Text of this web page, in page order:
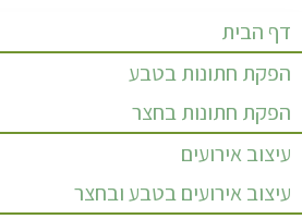
דף הבית
הפקת חתונות בטבע
הפקת חתונות בחצר
עיצוב אירועים
עיצוב אירועים בטבע ובחצר